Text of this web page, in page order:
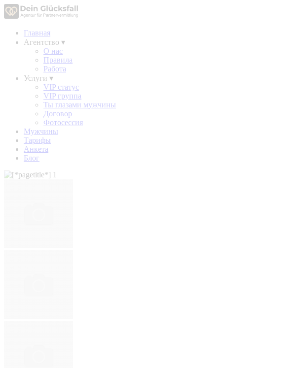
Главная
Агентство ▾
О нас
Правила
Работа
Услуги ▾
VIP статус
VIP группа
Ты глазами мужчины
Договор
Фотосессия
Мужчины
Тарифы
Анкета
Блог